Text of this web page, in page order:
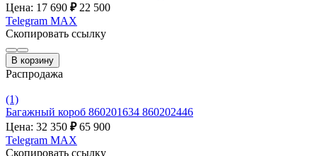
Цена: 17 690 ₽ 22 500
Telegram MAX
Скопировать ссылку
В корзину
Распродажа
(1)
Багажный короб 860201634 860202446
Цена: 32 350 ₽ 65 900
Telegram MAX
Скопировать ссылку